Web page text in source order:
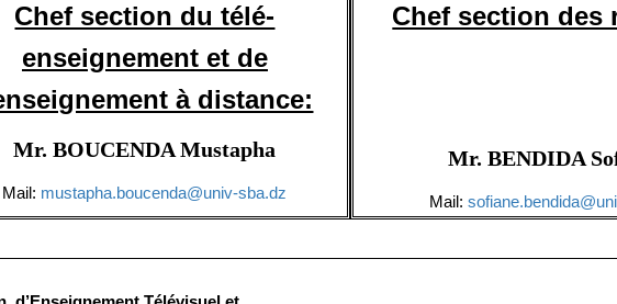
Chef section du télé-
enseignement et de
à distance:
Mr. BOUCENDA Mustapha
Mail: mustapha.boucenda@univ-sba.dz
Chef section des
Mr. BENDIDA
Mail: